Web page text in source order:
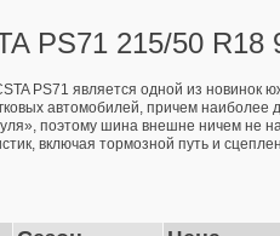
PS71 215/50 R18
PS71 является одной из новинок
автомобилей, причем наиболее
поэтому шина внешне ничем не
включая тормозной путь и